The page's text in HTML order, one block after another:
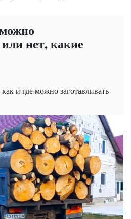
нет, какие
и где можно заготавливать